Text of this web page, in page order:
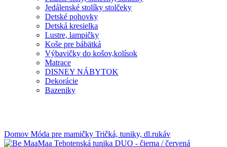
Jedálenské stolíky stolčeky
Detské pohovky
Detská kresielka
Lustre, lampičky
Koše pre bábätká
Výbavičky do košov,kolísok
Matrace
DISNEY NÁBYTOK
Dekorácie
Bazeniky
Domov Móda pre mamičky Tričká, tuniky, dl.rukáv